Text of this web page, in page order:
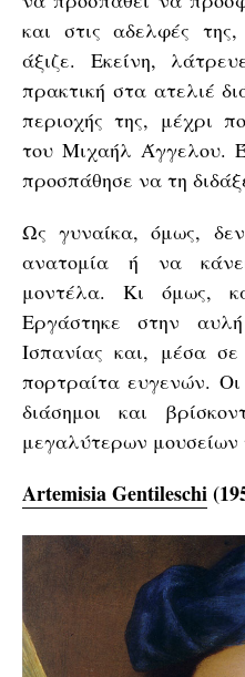
και στις αδελφές
άξιζε. Εκείνη,
πρακτική στα ατελιέ
περιοχής της, μέχρι
του Μιχαήλ Άγγελου.
προσπάθησε να τη
Ως γυναίκα, όμως,
ανατομία ή να
μοντέλα. Κι όμως,
Εργάστηκε στην
Ισπανίας και, μέσα
πορτραίτα ευγενών. Οι
διάσημοι και
μεγαλύτερων μουσείων
Artemisia Gentileschi